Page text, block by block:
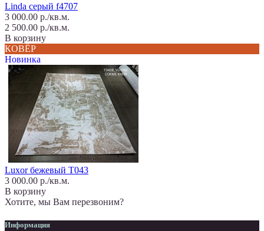
Linda серый f4707
3 000.00 р./кв.м.
2 500.00 р./кв.м.
В корзину
КОВЁР
Новинка
Luxor бежевый T043
3 000.00 р./кв.м.
В корзину
Хотите, мы Вам перезвоним?
Информация